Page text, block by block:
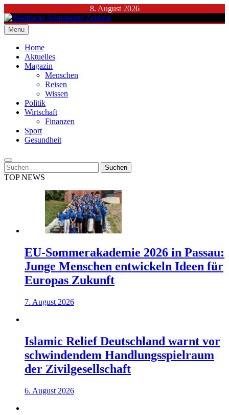
to
content
8. August 2026
Städtische Allgemeine Zeitung
Menu
Home
Aktuelles
Magazin
Menschen
Reisen
Wissen
Politik
Wirtschaft
Finanzen
Sport
Gesundheit
Suchen
nach:
TOP NEWS
EU-Sommerakademie 2026 in Passau:
Junge Menschen entwickeln Ideen für
Europas Zukunft
7. August 2026
Islamic Relief Deutschland warnt vor
schwindendem Handlungsspielraum
der Zivilgesellschaft
6. August 2026